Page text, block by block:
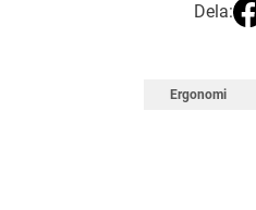
Dela:
Ergonomi